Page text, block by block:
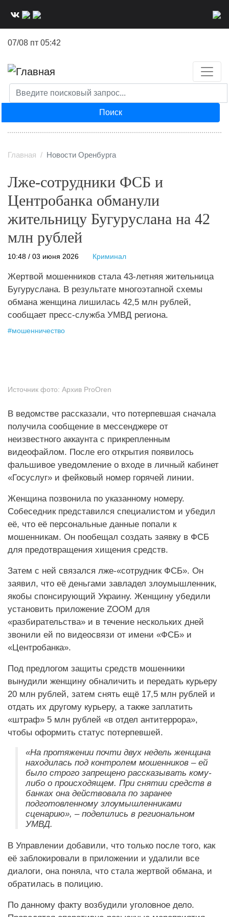
07/08 пт 05:42
Поиск
Главная Новости Оренбурга
Лже‑сотрудники ФСБ и
Центробанка обманули
жительницу Бугуруслана на 42
млн рублей
10:48 / 03 июня 2026 Криминал
Жертвой мошенников стала 43‑летняя жительница
Бугуруслана. В результате многоэтапной схемы
обмана женщина лишилась 42,5 млн рублей,
сообщает пресс-служба УМВД региона.
#мошенничество
Источник фото: Архив ProOren
В ведомстве рассказали, что потерпевшая сначала
получила сообщение в мессенджере от
неизвестного аккаунта с прикрепленным
видеофайлом. После его открытия появилось
фальшивое уведомление о входе в личный кабинет
«Госуслуг» и фейковый номер горячей линии.
Женщина позвонила по указанному номеру.
Собеседник представился специалистом и убедил
её, что её персональные данные попали к
мошенникам. Он пообещал создать заявку в ФСБ
для предотвращения хищения средств.
Затем с ней связался лже-«сотрудник ФСБ». Он
заявил, что её деньгами завладел злоумышленник,
якобы спонсирующий Украину. Женщину убедили
установить приложение ZOOM для
«разбирательства» и в течение нескольких дней
звонили ей по видеосвязи от имени «ФСБ» и
«Центробанка».
Под предлогом защиты средств мошенники
вынудили женщину обналичить и передать курьеру
20 млн рублей, затем снять ещё 17,5 млн рублей и
отдать их другому курьеру, а также заплатить
«штраф» 5 млн рублей «в отдел антитеррора»,
чтобы оформить статус потерпевшей.
«На протяжении почти двух недель женщина
находилась под контролем мошенников – ей
было строго запрещено рассказывать кому-
либо о происходящем. При снятии средств в
банках она действовала по заранее
подготовленному злоумышленниками
сценарию», – поделились в региональном
УМВД.
В Управлении добавили, что только после того, как
её заблокировали в приложении и удалили все
диалоги, она поняла, что стала жертвой обмана, и
обратилась в полицию.
По данному факту возбудили уголовное дело.